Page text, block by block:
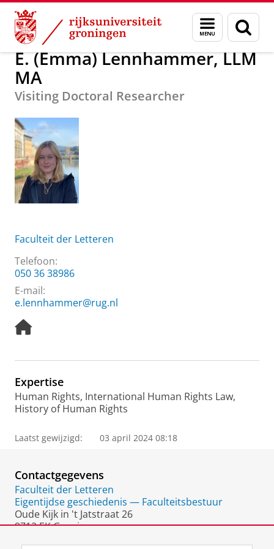
Skip
Content
Skip
Navigation
Menu
en
zoeken
Over ons E. (Emma) Lennhammer, LLM MA
E. (Emma) Lennhammer, LLM
MA
Visiting Doctoral Researcher
Faculteit der Letteren
Telefoon:
050 36 38986
E-mail:
e.lennhammer@rug.nl
H
e
a
g
e
Expertise
Human Rights, International Human Rights Law,
History of Human Rights
Laatst gewijzigd: 03 april 2024 08:18
Contactgegevens
Faculteit der Letteren
Eigentijdse geschiedenis — Faculteitsbestuur
Oude Kijk in 't Jatstraat 26
9712 EK Groningen